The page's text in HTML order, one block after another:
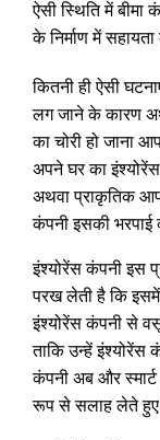
ऐसी स्थिति में बीमा
के निर्माण में
कितनी ही ऐसी
लग जाने के कारण
का चोरी हो जाना
अपने घर का
अथवा प्राकृतिक
कंपनी इसकी भरपाई
इंश्योरेंस कंपनी इस
परख लेती है कि इसमें
इंश्योरेंस कंपनी से
ताकि उन्हें
कंपनी अब और
रूप से सलाह लेते हुए